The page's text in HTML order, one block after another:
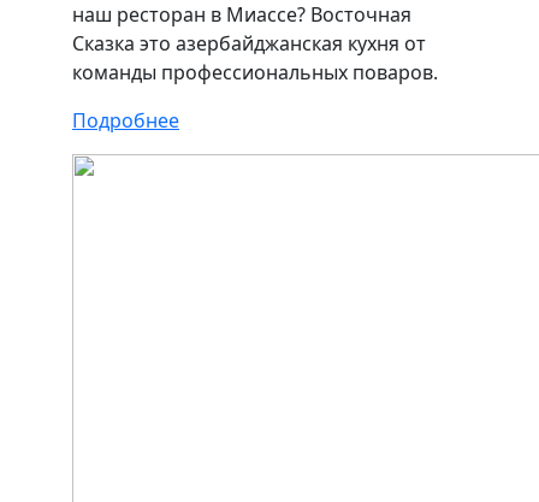
наш ресторан в Миассе? Восточная
Сказка это азербайджанская кухня от
команды профессиональных поваров.
Подробнее